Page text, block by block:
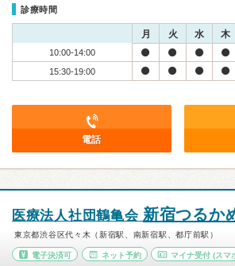
診療時間
月 火 水 木
10:00-14:00
15:30-19:00
電話
医療法人社団鶴亀会 新宿つるか
東京都渋谷区代々木（新宿駅、南新宿駅、都庁前駅）
電子決済可 ネット予約 マイナ受付 (スマ